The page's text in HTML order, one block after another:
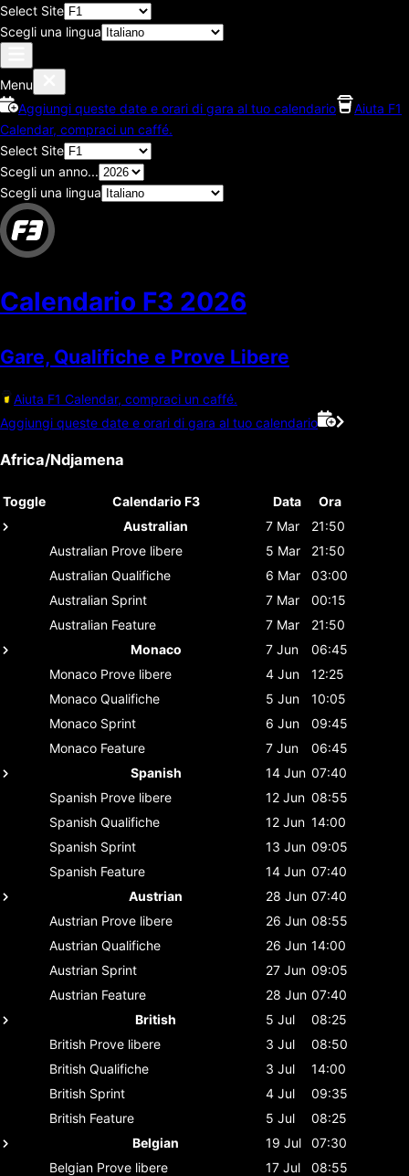
Select Site
Scegli una lingua
Menu
Aggiungi queste date e orari di gara al tuo calendario
Aiuta F1
Calendar, compraci un caffé.
Select Site
Scegli un anno...
Scegli una lingua
Calendario F3 2026
Gare, Qualifiche e Prove Libere
Aiuta F1 Calendar, compraci un caffé.
Aggiungi queste date e orari di gara al tuo calendario
Africa/Ndjamena
Toggle Calendario F3 Data
Ora
Australian
7 Mar
21:50
Australian Prove libere 5 Mar
21:50
Australian Qualifiche 6 Mar
03:00
Australian Sprint 7 Mar
00:15
Australian Feature 7 Mar
21:50
Monaco
7 Jun
06:45
Monaco Prove libere 4 Jun
12:25
Monaco Qualifiche 5 Jun
10:05
Monaco Sprint 6 Jun
09:45
Monaco Feature 7 Jun
06:45
Spanish
14 Jun 07:40
Spanish Prove libere 12 Jun 08:55
Spanish Qualifiche 12 Jun 14:00
Spanish Sprint 13 Jun 09:05
Spanish Feature 14 Jun 07:40
Austrian
28 Jun 07:40
Austrian Prove libere 26 Jun 08:55
Austrian Qualifiche 26 Jun 14:00
Austrian Sprint 27 Jun 09:05
Austrian Feature 28 Jun 07:40
British
5 Jul
08:25
British Prove libere 3 Jul
08:50
British Qualifiche 3 Jul
14:00
British Sprint 4 Jul
09:35
British Feature 5 Jul
08:25
Belgian
19 Jul
07:30
Belgian Prove libere 17 Jul
08:55